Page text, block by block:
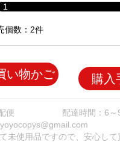
個数：2件
い物かご 購入
便
配達時間：6～
yoyocopys@gmail.com
未使用品ですので、安心し